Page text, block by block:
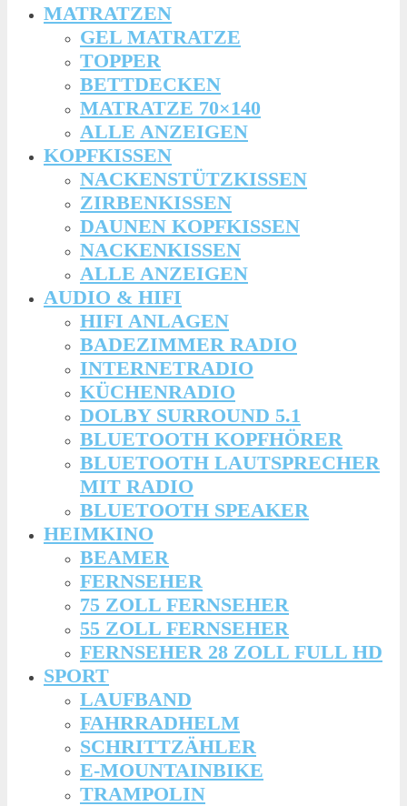
MATRATZEN
GEL MATRATZE
TOPPER
BETTDECKEN
MATRATZE 70×140
ALLE ANZEIGEN
KOPFKISSEN
NACKENSTÜTZKISSEN
ZIRBENKISSEN
DAUNEN KOPFKISSEN
NACKENKISSEN
ALLE ANZEIGEN
AUDIO & HIFI
HIFI ANLAGEN
BADEZIMMER RADIO
INTERNETRADIO
KÜCHENRADIO
DOLBY SURROUND 5.1
BLUETOOTH KOPFHÖRER
BLUETOOTH LAUTSPRECHER
MIT RADIO
BLUETOOTH SPEAKER
HEIMKINO
BEAMER
FERNSEHER
75 ZOLL FERNSEHER
55 ZOLL FERNSEHER
FERNSEHER 28 ZOLL FULL HD
SPORT
LAUFBAND
FAHRRADHELM
SCHRITTZÄHLER
E-MOUNTAINBIKE
TRAMPOLIN